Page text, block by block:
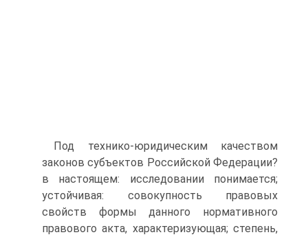
Под технико-юридическим качеством
законов субъектов Российской Федерации?
в настоящем: исследовании понимается;
устойчивая: совокупность правовых
свойств формы данного нормативного
правового акта, характеризующая; степень,